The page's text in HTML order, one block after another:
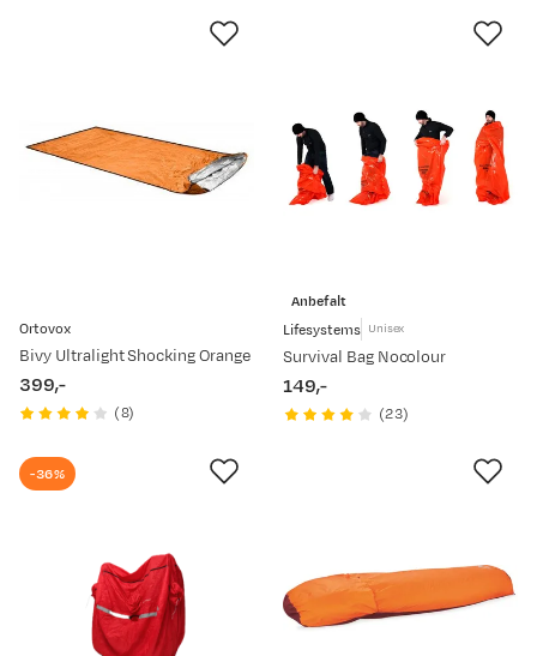
Ortovox
Bivy Ultralight Shocking Orange
price
399,-
(8)
Anbefalt
Lifesystems Unisex
Survival Bag Nocolour
price
149,-
(23)
-36%